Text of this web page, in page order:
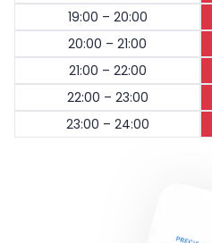
19:00 – 20:00
20:00 – 21:00
21:00 – 22:00
22:00 – 23:00
23:00 – 24:00